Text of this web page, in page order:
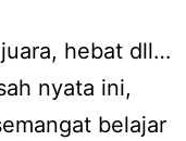
hebat dll…
nyata ini,
belajar